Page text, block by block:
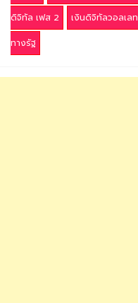
ดิจิทัล เฟส 2
เงินดิจิทัลวอลเลท
ทางรัฐ